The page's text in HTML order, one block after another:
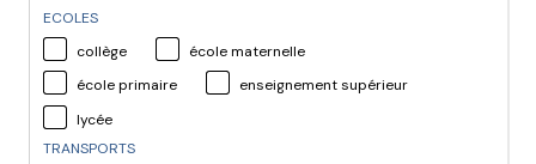
ECOLES
collège
école maternelle
école primaire
enseignement supérieur
lycée
TRANSPORTS